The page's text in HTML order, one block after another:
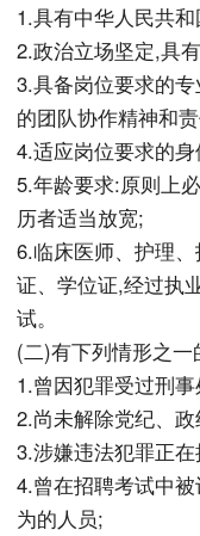
1.具有中华人民共
2.政治立场坚定,具
3.具备岗位要求的
的团队协作精神和
4.适应岗位要求的
5.年龄要求:原则上
历者适当放宽;
6.临床医师、护理
证、学位证,经过执
试。
(二)有下列情形之
1.曾因犯罪受过刑
2.尚未解除党纪、
3.涉嫌违法犯罪正
4.曾在招聘考试中
为的人员;